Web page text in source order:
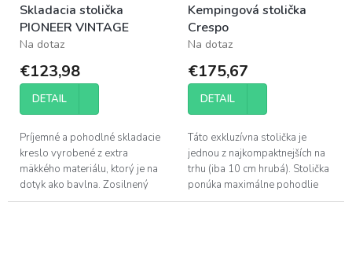
Skladacia stolička
PIONEER VINTAGE
Na dotaz
€123,98
DETAIL
Príjemné a pohodlné skladacie
kreslo vyrobené z extra
mäkkého materiálu, ktorý je na
dotyk ako bavlna. Zosilnený
rám na vnútornej strane pre
Kempingová stolička
Crespo
Na dotaz
€175,67
DETAIL
Táto exkluzívna stolička je
jednou z najkompaktnejších na
trhu (iba 10 cm hrubá). Stolička
ponúka maximálne pohodlie
vďaka 7-pozičnému